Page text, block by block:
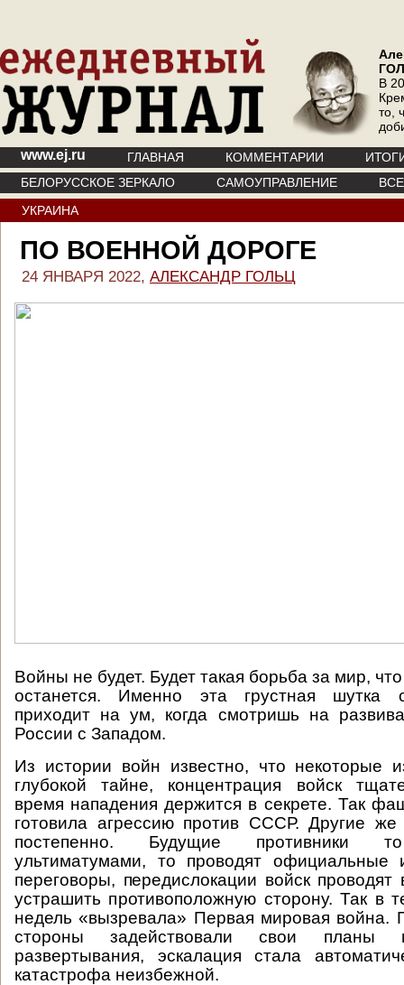
В
то,
www.ej.ru ГЛАВНАЯ КОММЕНТАРИИ
БЕЛОРУССКОЕ ЗЕРКАЛО
САМОУПРАВЛЕНИЕ
УКРАИНА
ПО ВОЕННОЙ ДОРОГЕ
24 ЯНВАРЯ 2022, АЛЕКСАНДР ГОЛЬЦ
Войны не будет. Будет такая борьба за мир,
останется. Именно эта грустная шутка
приходит на ум, когда смотришь на
России с Западом.
Из истории войн известно, что некоторые
глубокой тайне, концентрация войск
время нападения держится в секрете. Так
готовила агрессию против СССР. Другие
постепенно. Будущие противники
ультиматумами, то проводят официальные
переговоры, передислокации войск
устрашить противоположную сторону. Так в
недель «вызревала» Первая мировая война.
стороны задействовали свои планы
развертывания, эскалация стала
катастрофа неизбежной.